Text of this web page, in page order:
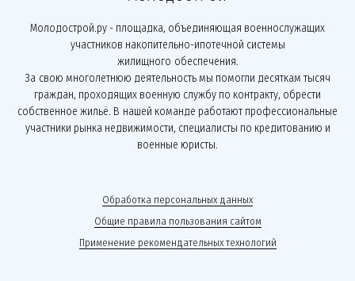
Молодострой.ру - площадка, объединяющая военнослужащих
участников накопительно-ипотечной системы
жилищного обеспечения.
За свою многолетнюю деятельность мы помогли десяткам тысяч
граждан, проходящих военную службу по контракту, обрести
собственное жильё. В нашей команде работают профессиональные
участники рынка недвижимости, специалисты по кредитованию и
военные юристы.
Обработка персональных данных
Общие правила пользования сайтом
Применение рекомендательных технологий